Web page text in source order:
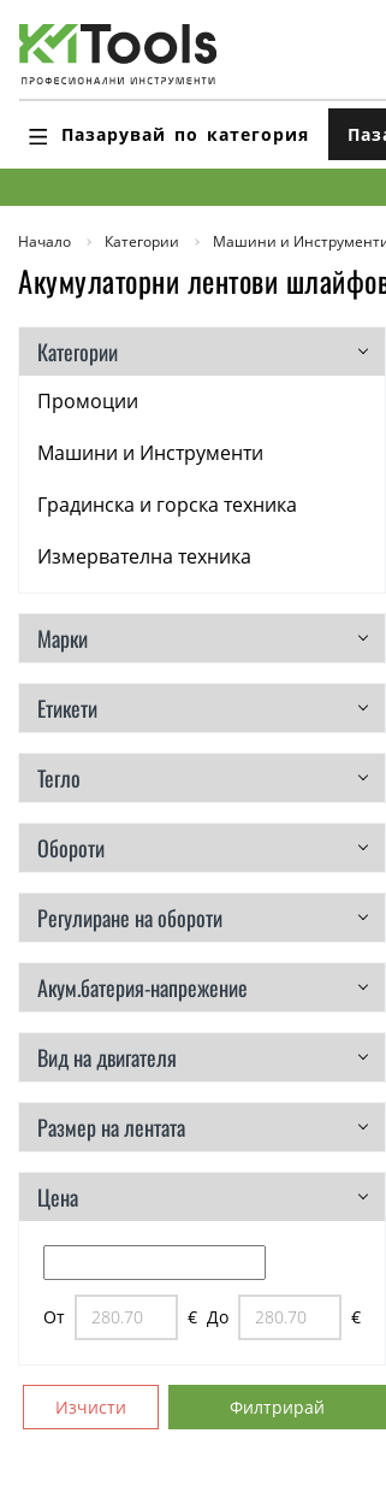
Пазарувай по категория
Начало Категории Машини и
Акумулаторни лентови
Категории
Промоции
Машини и Инструменти
Градинска и горска техника
Измервателна техника
Аксесоари
Консумативи
Ръчни инструменти
Резервни части
Марки
Етикети
Тегло
Обороти
Регулиране на обороти
Акум.батерия-напрежение
Вид на двигателя
Размер на лентата
Цена
От € До €
Изчисти Филтрирай